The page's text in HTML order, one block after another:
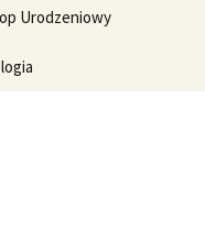
Urodzeniowy